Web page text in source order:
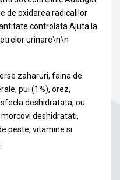
de oxidarea radicalilor
controlata Ajuta la
urinare\n\n
zaharuri, faina de
pui (1%), orez,
deshidratata, ou
deshidratati,
peste, vitamine si